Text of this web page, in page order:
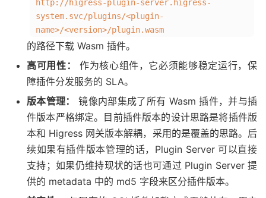
http://higress-plugin-server.higress-
system.svc/plugins/<plugin-
name>/<version>/plugin.wasm
的路径下载 Wasm 插件。
高可用性：
作为核心组件，它必须能够稳定运行，保
障插件分发服务的 SLA。
版本管理：
镜像内部集成了所有 Wasm 插件，并与插
件版本严格绑定。目前插件版本的设计思路是将插件版
本和 Higress 网关版本解耦，采用的是覆盖的思路。后
续如果有插件版本管理的话，Plugin Server 可以直接
支持；如果仍维持现状的话也可通过 Plugin Server 提
供的 metadata 中的 md5 字段来区分插件版本。